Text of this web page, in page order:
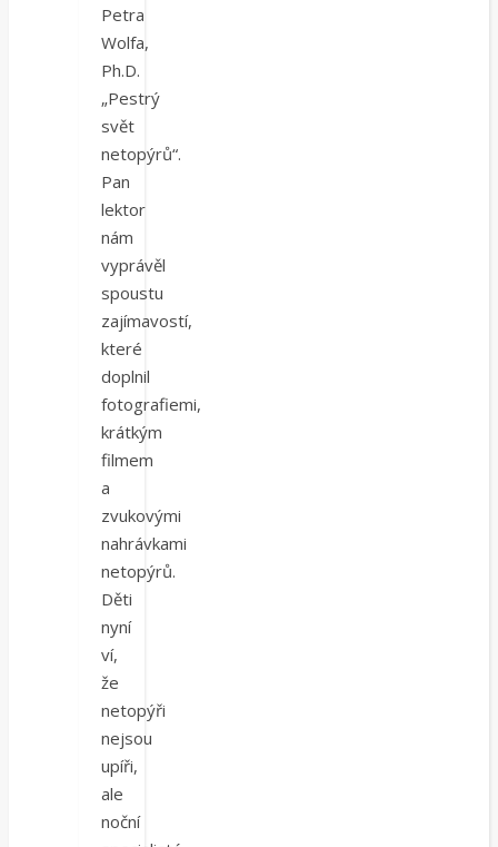
Petra
Wolfa,
Ph.D.
„Pestrý
svět
netopýrů“.
Pan
lektor
nám
vyprávěl
spoustu
zajímavostí,
které
doplnil
fotografiemi,
krátkým
filmem
a
zvukovými
nahrávkami
netopýrů.
Děti
nyní
ví,
že
netopýři
nejsou
upíři,
ale
noční